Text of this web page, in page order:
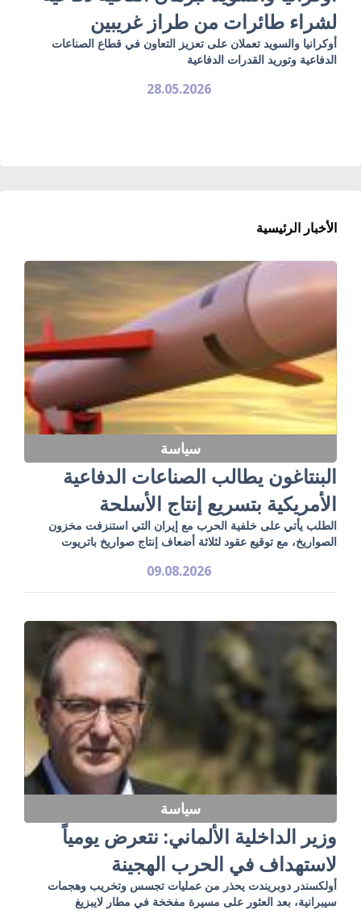
لشراء طائرات من طراز غريبين
أوكرانيا والسويد تعملان على تعزيز التعاون في قطاع الصناعات
الدفاعية وتوريد القدرات الدفاعية
28.05.2026
الأخبار الرئيسية
سياسة
البنتاغون يطالب الصناعات الدفاعية
الأمريكية بتسريع إنتاج الأسلحة
الطلب يأتي على خلفية الحرب مع إيران التي استنزفت مخزون
الصواريخ، مع توقيع عقود لثلاثة أضعاف إنتاج صواريخ باتريوت
09.08.2026
سياسة
وزير الداخلية الألماني: نتعرض يومياً
لاستهداف في الحرب الهجينة
أولكسندر دوبريندت يحذر من عمليات تجسس وتخريب وهجمات
سيبرانية، بعد العثور على مسيرة مفخخة في مطار لايبزيغ